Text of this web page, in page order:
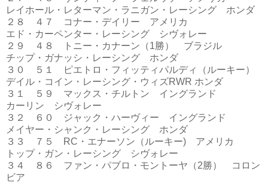
レイホール・レターマン・ラニガン・レーシング ホンダ
２８ ４７ コナー・デイリー アメリカ
エド・カーペンター・レーシング シヴォレー
２９ ４８ トニー・カナーン（1勝） ブラジル
チップ・ガナッシ・レーシング ホンダ
３０ ５１ ピエトロ・フィッティパルディ（ルーキー）
デイル・コイン・レーシング・ウィズRWR ホンダ
３１ ５９ マックス・チルトン イングランド
カーリン シヴォレー
３２ ６０ ジャック・ハーヴィー イングランド
メイヤー・シャンク・レーシング ホンダ
３３ ７５ RC・エナーソン（ルーキー) アメリカ
トップ・ガン・レーシング シヴォレー
３４ ８６ ファン・パブロ・モントーヤ（2勝） コロン
ビア